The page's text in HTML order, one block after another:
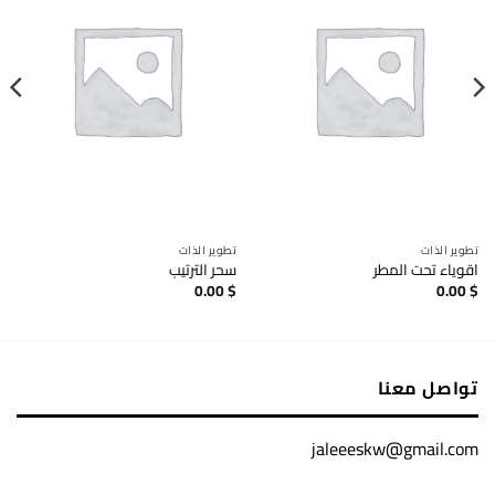
تطوير الذات
اقوياء تحت المطر
0.00$
تطوير الذات
سحر الترتيب
0.00$
تواصل معنا
jaleeeskw@gmail.com